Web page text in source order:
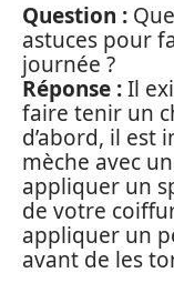
Question :
astuces pour
journée ?
Réponse :Il
faire tenir un
d’abord, il est
mèche avec
appliquer un
de votre
appliquer un
avant de les